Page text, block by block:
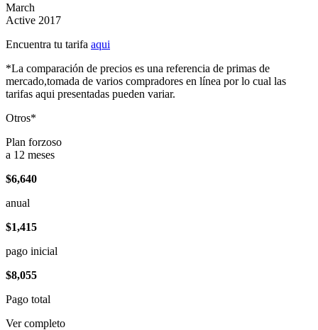
March
Active 2017
Encuentra tu tarifa aqui
*La comparación de precios es una referencia de primas de
mercado,tomada de varios compradores en línea por lo cual las
tarifas aqui presentadas pueden variar.
Otros*
Plan forzoso
a 12 meses
$6,640
anual
$1,415
pago inicial
$8,055
Pago total
Ver completo